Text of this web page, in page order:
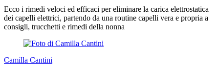
Ecco i rimedi veloci ed efficaci per eliminare la carica elettrostatica
dei capelli elettrici, partendo da una routine capelli vera e propria a
consigli, trucchetti e rimedi della nonna
Camilla Cantini